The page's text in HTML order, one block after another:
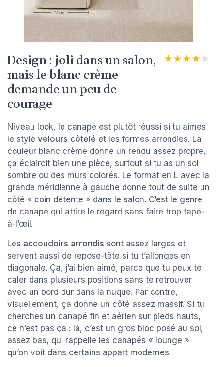
Design : joli dans un salon,
mais le blanc crème
demande un peu de
courage
★★★★★
★★★★★
Niveau look, le canapé est plutôt réussi si tu aimes
le style velours côtelé et les formes arrondies. La
couleur blanc crème donne un rendu assez propre,
ça éclaircit bien une pièce, surtout si tu as un sol
sombre ou des murs colorés. Le format en L avec la
grande méridienne à gauche donne tout de suite un
côté « coin détente » dans le salon. C’est le genre
de canapé qui attire le regard sans faire trop tape-
à-l’œil.
Les accoudoirs arrondis sont assez larges et
servent aussi de repose-tête si tu t’allonges en
diagonale. Ça, j’ai bien aimé, parce que tu peux te
caler dans plusieurs positions sans te retrouver
avec un bord dur dans la nuque. Par contre,
visuellement, ça donne un côté assez massif. Si tu
cherches un canapé fin et aérien sur pieds hauts,
ce n’est pas ça : là, c’est un gros bloc posé au sol,
assez bas, qui rappelle les canapés « lounge »
qu’on voit dans certains appart modernes.